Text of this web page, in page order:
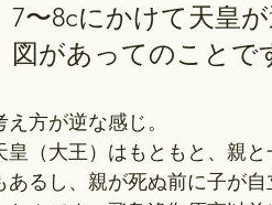
7〜8cにかけて天皇
図があってのことで
え方が逆な感じ。
皇（大王）はもともと、親
あるし、親が死ぬ前に子が